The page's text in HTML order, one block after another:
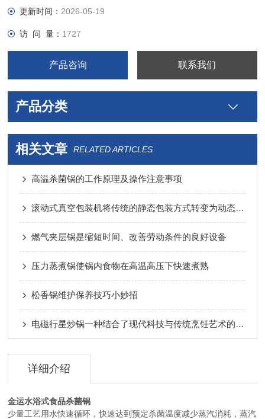
更新时间： 2026-05-19
访 问 量： 1727
产品咨询 联系我们
产品分类
相关文章 RELATED ARTICLES
高温杀菌锅的工作原理及操作注意事项
滚动式真空包装机将传统的静态包装方式转变为动态的滚动式包装
燃气夹层锅是缩短时间、改善劳动条件的良好设备
压力蒸煮锅使锅内食物在高温高压下快速煮熟
松香锅维护保养技巧小妙招
电磁行星炒锅一种结合了现代科技与传统烹饪艺术的厨房神器
详细介绍
金运水浴式食品杀菌锅
少量工艺用水快速循环，快速达到预定杀菌温度减少蒸汽消耗，蒸汽